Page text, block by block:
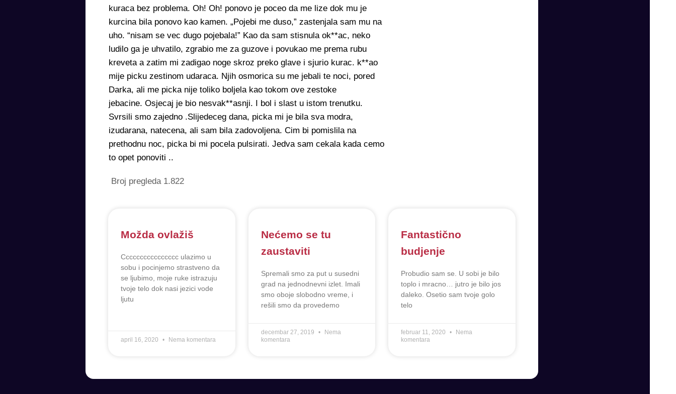
kuraca bez problema. Oh! Oh! ponovo je poceo da me lize dok mu je
kurcina bila ponovo kao kamen. „Pojebi me duso,” zastenjala sam mu na
uho. “nisam se vec dugo pojebala!” Kao da sam stisnula ok**ac, neko
ludilo ga je uhvatilo, zgrabio me za guzove i povukao me prema rubu
kreveta a zatim mi zadigao noge skroz preko glave i sjurio kurac. k**ao
mije picku zestinom udaraca. Njih osmorica su me jebali te noci, pored
Darka, ali me picka nije toliko boljela kao tokom ove zestoke
jebacine. Osjecaj je bio nesvak**asnji. I bol i slast u istom trenutku.
Svrsili smo zajedno .Slijedeceg dana, picka mi je bila sva modra,
izudarana, natecena, ali sam bila zadovoljena. Cim bi pomislila na
prethodnu noc, picka bi mi pocela pulsirati. Jedva sam cekala kada cemo
to opet ponoviti ..
Broj pregleda 1.822
Možda ovlažiš
Cccccccccccccccc ulazimo u
sobu i pocinjemo strastveno da
se ljubimo, moje ruke istrazuju
tvoje telo dok nasi jezici vode
ljutu
april 16, 2020 Nema komentara
Nećemo se tu
zaustaviti
Spremali smo za put u susedni
grad na jednodnevni izlet. Imali
smo oboje slobodno vreme, i
rešili smo da provedemo
decembar 27, 2019
Nema
komentara
Fantastično
budjenje
Probudio sam se. U sobi je bilo
toplo i mracno… jutro je bilo jos
daleko. Osetio sam tvoje golo
telo
februar 11, 2020
Nema
komentara